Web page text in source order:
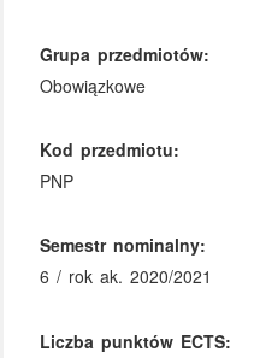
Grupa przedmiotów:
Obowiązkowe
Kod przedmiotu:
PNP
Semestr nominalny:
6 / rok ak. 2020/2021
Liczba punktów ECTS: